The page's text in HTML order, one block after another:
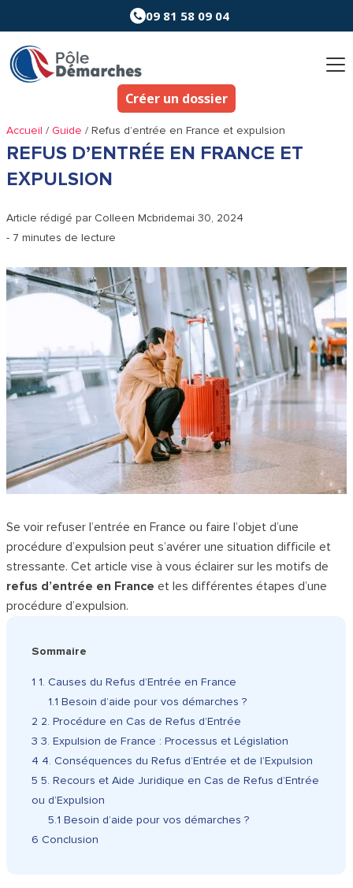
au
contenu
09 81 58 09 04
Créer un dossier
Accueil /Guide /Refus d’entrée en France et expulsion
REFUS D’ENTRÉE EN FRANCE ET
EXPULSION
Article rédigé par Colleen Mcbridemai 30, 2024
- 7 minutes de lecture
Se voir refuser l’entrée en France ou faire l’objet d’une
procédure d’expulsion peut s’avérer une situation difficile et
stressante. Cet article vise à vous éclairer sur les motifs de
refus d’entrée en France et les différentes étapes d’une
procédure d’expulsion.
Sommaire
1 1. Causes du Refus d’Entrée en France
1.1 Besoin d’aide pour vos démarches ?
2 2. Procédure en Cas de Refus d’Entrée
3 3. Expulsion de France : Processus et Législation
4 4. Conséquences du Refus d’Entrée et de l’Expulsion
5 5. Recours et Aide Juridique en Cas de Refus d’Entrée
ou d’Expulsion
5.1 Besoin d’aide pour vos démarches ?
6 Conclusion